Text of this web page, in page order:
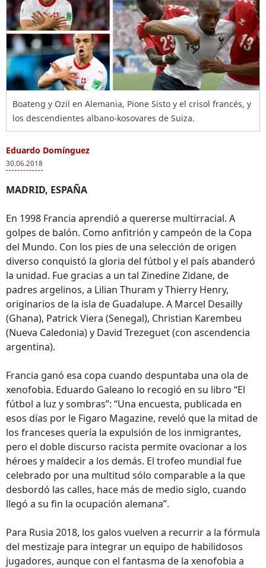
Boateng y Ozil en Alemania, Pione Sisto y el crisol francés, y
los descendientes albano-kosovares de Suiza.
Eduardo Domínguez
30.06.2018
MADRID, ESPAÑA
En 1998 Francia aprendió a quererse multirracial. A
golpes de balón. Como anfitrión y campeón de la Copa
del Mundo. Con los pies de una selección de origen
diverso conquistó la gloria del fútbol y el país abanderó
la unidad. Fue gracias a un tal Zinedine Zidane, de
padres argelinos, a Lilian Thuram y Thierry Henry,
originarios de la isla de Guadalupe. A Marcel Desailly
(Ghana), Patrick Viera (Senegal), Christian Karembeu
(Nueva Caledonia) y David Trezeguet (con ascendencia
argentina).
Francia ganó esa copa cuando despuntaba una ola de
xenofobia. Eduardo Galeano lo recogió en su libro “El
fútbol a luz y sombras”: “Una encuesta, publicada en
esos días por le Figaro Magazine, reveló que la mitad de
los franceses quería la expulsión de los inmigrantes,
pero el doble discurso racista permite ovacionar a los
héroes y maldecir a los demás. El trofeo mundial fue
celebrado por una multitud sólo comparable a la que
desbordó las calles, hace más de medio siglo, cuando
llegó a su fin la ocupación alemana”.
Para Rusia 2018, los galos vuelven a recurrir a la fórmula
del mestizaje para integrar un equipo de habilidosos
jugadores, aunque con el fantasma de la xenofobia a